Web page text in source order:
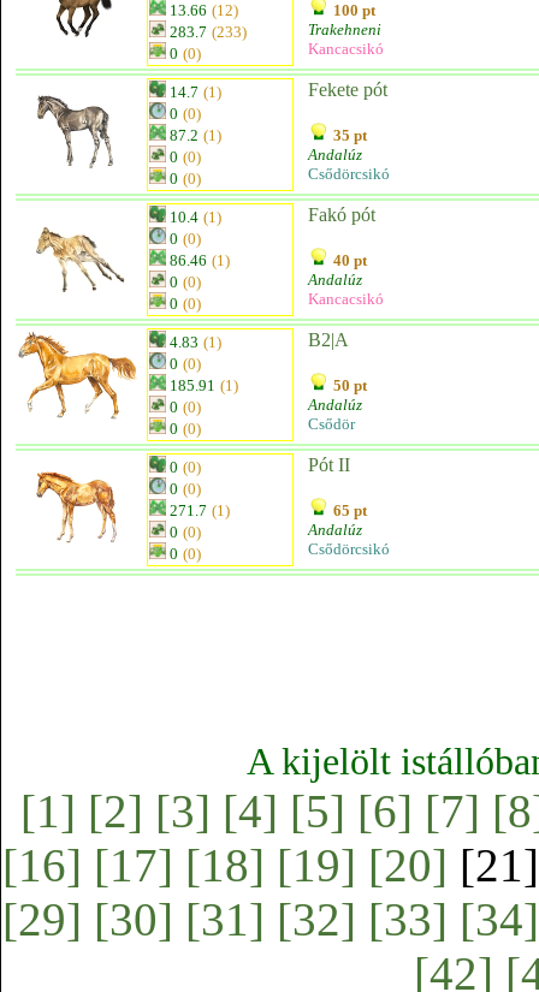
13.66 (12)
283.7 (233)
0 (0)
100 pt
Trakehneni
Kancacsikó
14.7 (1)
0 (0)
87.2 (1)
0 (0)
0 (0)
Fekete pót
35 pt
Andalúz
Csődörcsikó
10.4 (1)
0 (0)
86.46 (1)
0 (0)
0 (0)
Fakó pót
40 pt
Andalúz
Kancacsikó
4.83 (1)
0 (0)
185.91 (1)
0 (0)
0 (0)
B2|A
50 pt
Andalúz
Csődör
0 (0)
0 (0)
271.7 (1)
0 (0)
0 (0)
Pót II
65 pt
Andalúz
Csődörcsikó
A kijelölt
[1] [2] [3] [4] [5] [6] [7]
[16] [17] [18] [19] [20]
[29] [30] [31] [32] [33] [34]
[42]